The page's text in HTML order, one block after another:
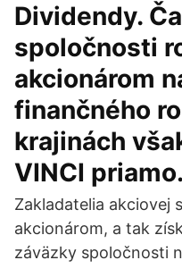
Dividendy.
spoločnosti
akcionárom
finančného
krajinách
VINCI priamo.
Zakladatelia akciovej
akcionárom, a tak
záväzky spoločnosti